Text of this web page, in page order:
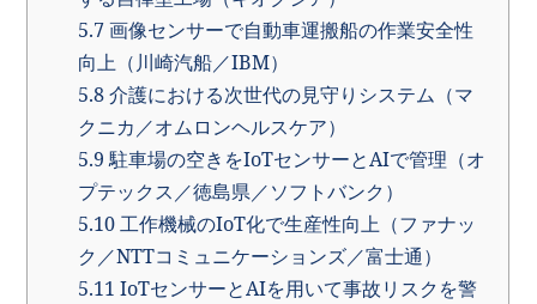
5.7画像センサーで自動車運搬船の作業安全性
向上（川崎汽船／IBM）
5.8介護における次世代の見守りシステム（マ
クニカ／オムロンヘルスケア）
5.9駐車場の空きをIoTセンサーとAIで管理（オ
プテックス／徳島県／ソフトバンク）
5.10工作機械のIoT化で生産性向上（ファナッ
ク／NTTコミュニケーションズ／富士通）
5.11 IoTセンサーとAIを用いて事故リスクを警